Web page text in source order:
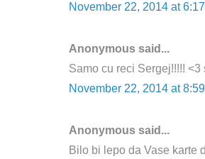
November 22, 2014 at
Anonymous said...
Samo cu reci Sergej!!!!!
November 22, 2014 at
Anonymous said...
Bilo bi lepo da Vase karte